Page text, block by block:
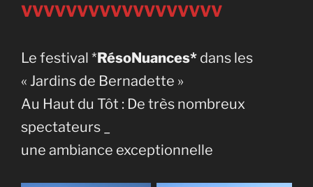
VVVVVVVVVVVVVVVVVV
Le festival *RésoNuances* dans les
« Jardins de Bernadette »
Au Haut du Tôt : De très nombreux
spectateurs _
une ambiance exceptionnelle